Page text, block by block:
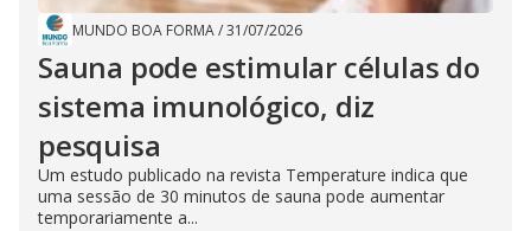
MUNDO BOA FORMA/31/07/2026
Sauna pode estimular células do
sistema imunológico, diz
pesquisa
Um estudo publicado na revista Temperature indica que
uma sessão de 30 minutos de sauna pode aumentar
temporariamente a...